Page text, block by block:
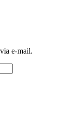
e-mail.